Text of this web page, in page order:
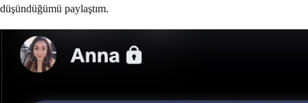
düşündüğümü paylaştım.